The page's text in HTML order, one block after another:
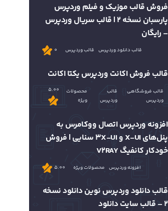
فروش قالب موزیک و فیلم وردپرس
پارسبان نسخه 2 | قالب سریال وردپرس
– رایگان
قالب دانلود وردپرس قالب وردپرس 0
قالب فروش اکانت وردپرس یکتا اکانت
قالب فروشگاهی
وردپرس
قالب
وردپرس
محصولات
ویژه
5.00
افزونه وردپرس اتصال ووکامرس به
پنل‌های X-UI و 3X-UI سنایی | فروش
خودکار کانفیگ V2RAY
افزونه وردپرس محصولات ویژه 5.00
قالب دانلود وردپرس نوین دانلود نسخه
2 – قالب سایت دانلود